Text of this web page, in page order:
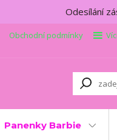
Odesílání
Obchodní podmínky
Panenky Barbie